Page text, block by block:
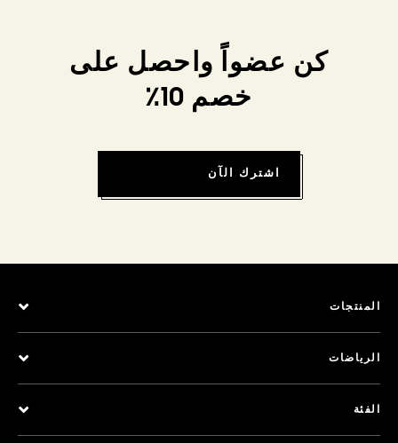
كن عضواً واحصل على
خصم 10٪
اشترك الآن
المنتجات
الرياضات
الفئة